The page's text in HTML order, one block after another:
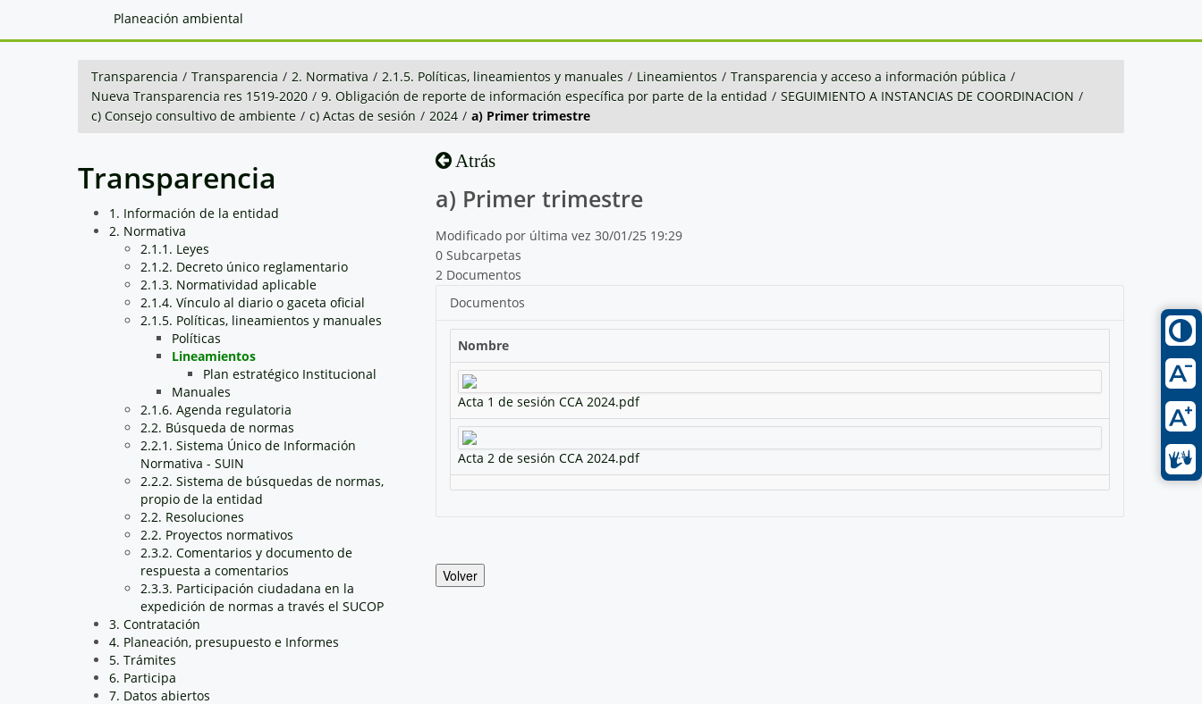
Planeación ambiental
Transparencia / Transparencia / 2. Normativa / 2.1.5. Políticas, lineamientos y manuales / Lineamientos / Transparencia y acceso a información pública /
Nueva Transparencia res 1519-2020 / 9. Obligación de reporte de información específica por parte de la entidad / SEGUIMIENTO A INSTANCIAS DE COORDINACION /
c) Consejo consultivo de ambiente / c) Actas de sesión / 2024 / a) Primer trimestre
Transparencia
1. Información de la entidad
2. Normativa
2.1.1. Leyes
2.1.2. Decreto único reglamentario
2.1.3. Normatividad aplicable
2.1.4. Vínculo al diario o gaceta oficial
2.1.5. Políticas, lineamientos y manuales
Políticas
Lineamientos
Plan estratégico Institucional
Manuales
2.1.6. Agenda regulatoria
2.2. Búsqueda de normas
2.2.1. Sistema Único de Información
Normativa - SUIN
2.2.2. Sistema de búsquedas de normas,
propio de la entidad
2.2. Resoluciones
2.2. Proyectos normativos
2.3.2. Comentarios y documento de
respuesta a comentarios
2.3.3. Participación ciudadana en la
expedición de normas a través el SUCOP
3. Contratación
4. Planeación, presupuesto e Informes
5. Trámites
6. Participa
7. Datos abiertos
Atrás
a) Primer trimestre
Modificado por última vez 30/01/25 19:29
0 Subcarpetas
2 Documentos
Documentos
Nombre
Acta 1 de sesión CCA 2024.pdf
Acta 2 de sesión CCA 2024.pdf
Volver